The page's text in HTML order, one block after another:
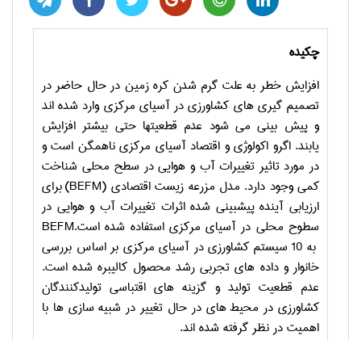
چکیده
افزایش خطر به علت گرم شدن کره زمین در حال حاضر در
تصمیم گیری های کشاورزی در آسیای مرکزی وارد شده اند
و پیش بینی می ­شود عدم قطعیت­ها حتی بیشتر افزایش
یابند. اگرو اکولوژی و اقتصاد آسیای مرکزی ناهمگن است و
در مورد تاثیر تغییرات آب و هوایی در سطح محلی شناخت
کمی وجود دارد. مدل مزرعه زیست اقتصادی (BEFM)برای
ارزیابی آینده پیش­بینی شده اثرات تغییرات آب و هوایی در
سطوح محلی در آسیای مرکزی استفاده شده است.BEFM
به10سیستم کشاورزی در آسیای مرکزی بر اساس بررسی
خانوار و داده های تجربی رشد محصول کالیبره شده است.
عدم قطعیت تولید و گزینه ­های اقتباسی تولیدکنندگان
کشاورزی در محیط­ های در حال تغییر در شبیه سازی ها با
اهمیت در نظر گرفته شده ­اند.